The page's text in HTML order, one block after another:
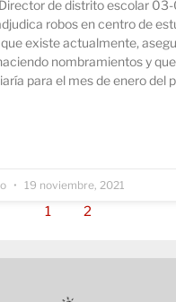
de distrito escolar
robos en centro de
existe actualmente,
nombramientos y
para el mes de enero del
19 noviembre, 2021
1 2